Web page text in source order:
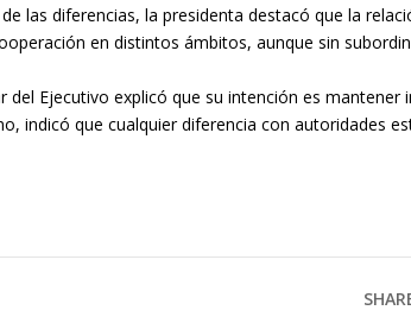
las diferencias, la presidenta destacó que la
en distintos ámbitos, aunque sin
del Ejecutivo explicó que su intención es
indicó que cualquier diferencia con autoridades